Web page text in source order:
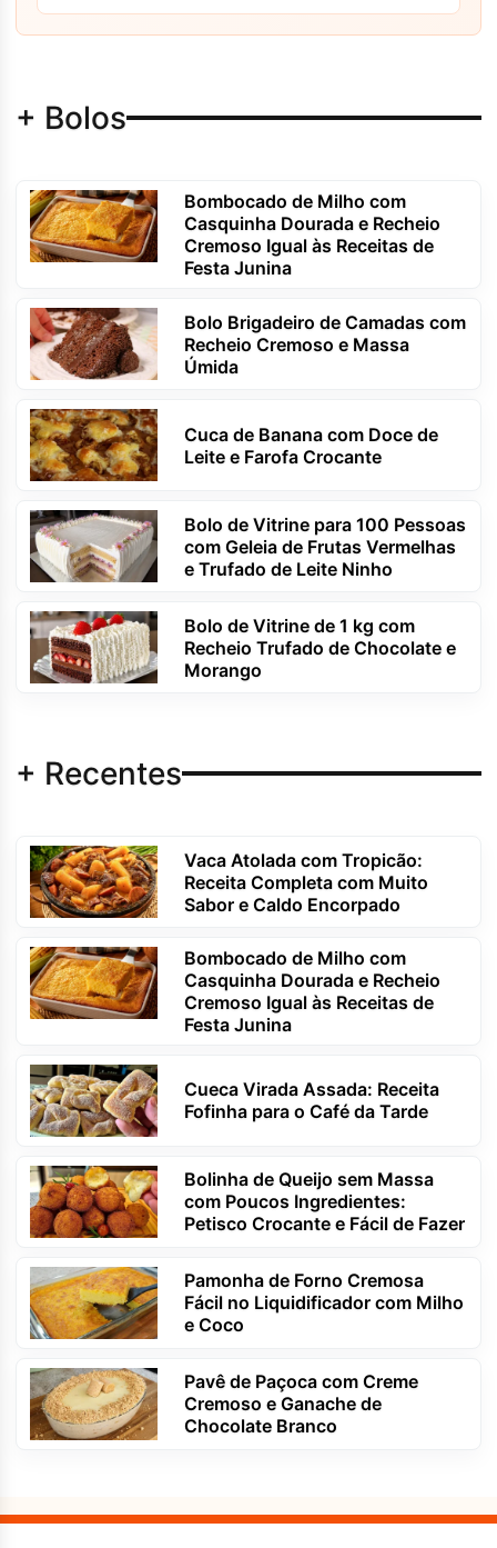
+ Bolos
Bombocado de Milho com
Casquinha Dourada e Recheio
Cremoso Igual às Receitas de
Festa Junina
Bolo Brigadeiro de Camadas com
Recheio Cremoso e Massa
Úmida
Cuca de Banana com Doce de
Leite e Farofa Crocante
Bolo de Vitrine para 100 Pessoas
com Geleia de Frutas Vermelhas
e Trufado de Leite Ninho
Bolo de Vitrine de 1 kg com
Recheio Trufado de Chocolate e
Morango
+ Recentes
Vaca Atolada com Tropicão:
Receita Completa com Muito
Sabor e Caldo Encorpado
Bombocado de Milho com
Casquinha Dourada e Recheio
Cremoso Igual às Receitas de
Festa Junina
Cueca Virada Assada: Receita
Fofinha para o Café da Tarde
Bolinha de Queijo sem Massa
com Poucos Ingredientes:
Petisco Crocante e Fácil de Fazer
Pamonha de Forno Cremosa
Fácil no Liquidificador com Milho
e Coco
Pavê de Paçoca com Creme
Cremoso e Ganache de
Chocolate Branco